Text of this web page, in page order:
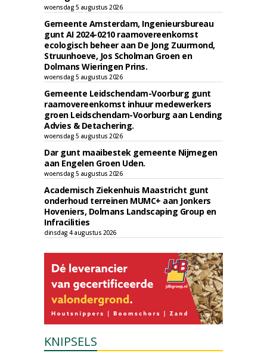
woensdag 5 augustus 2026
Gemeente Amsterdam, Ingenieursbureau
gunt AI 2024-0210 raamovereenkomst
ecologisch beheer aan De Jong Zuurmond,
Struunhoeve, Jos Scholman Groen en
Dolmans Wieringen Prins.
woensdag 5 augustus 2026
Gemeente Leidschendam-Voorburg gunt
raamovereenkomst inhuur medewerkers
groen Leidschendam-Voorburg aan Lending
Advies & Detachering.
woensdag 5 augustus 2026
Dar gunt maaibestek gemeente Nijmegen
aan Engelen Groen Uden.
woensdag 5 augustus 2026
Academisch Ziekenhuis Maastricht gunt
onderhoud terreinen MUMC+ aan Jonkers
Hoveniers, Dolmans Landscaping Group en
Infracilities
dinsdag 4 augustus 2026
KNIPSELS